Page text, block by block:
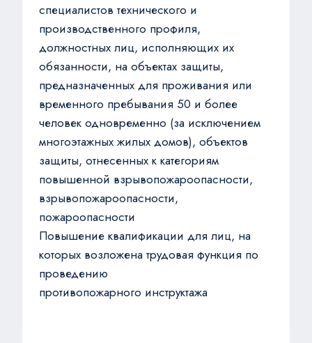
специалистов технического и
производственного профиля,
должностных лиц, исполняющих их
обязанности, на объектах защиты,
предназначенных для проживания или
временного пребывания 50 и более
человек одновременно (за исключением
многоэтажных жилых домов), объектов
защиты, отнесенных к категориям
повышенной взрывопожароопасности,
взрывопожароопасности,
пожароопасности
Повышение квалификации для лиц, на
которых возложена трудовая функция по
проведению
противопожарного инструктажа